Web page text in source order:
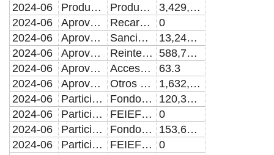
2024-06
Productos Productos
3,429,384.92
2024-06
Aprovechamientos Recargos
0
2024-06
Aprovechamientos Sanciones
13,240,822.06
2024-06
Aprovechamientos Reintegros e indeminizaciones
588,772.00
2024-06
Aprovechamientos Accesorios de Aprovechamientos
63.3
2024-06
Aprovechamientos Otros aprovechamientos
1,632,266.33
2024-06
Participaciones Fondo para incentivar y estimular la recaudaci�n municipal (FIERM) Fondo de Fomento Municipal
120,381,580.42
2024-06
Participaciones FEIEF del FIERM proveniente del Fondo de Fomento Mpal.
0
2024-06
Participaciones Fondo de Desarrollo Municipal
153,612,382.96
2024-06
Participaciones FEIEF del Fondo Des. Mpal.
0